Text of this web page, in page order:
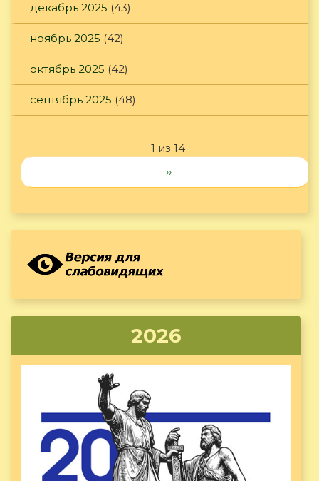
декабрь 2025 (43)
ноябрь 2025 (42)
октябрь 2025 (42)
сентябрь 2025 (48)
1 из 14
››
2026